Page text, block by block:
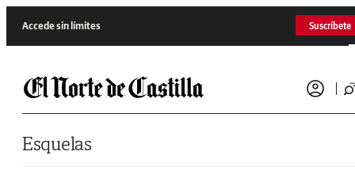
Accede sin límites Suscríbete
Esquelas